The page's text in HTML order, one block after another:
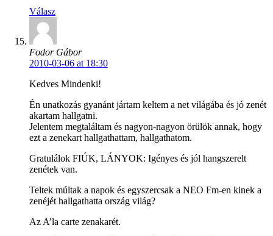
Válasz
Fodor Gábor
2010-03-06 at 18:30
Kedves Mindenki!
Én unatkozás gyanánt jártam keltem a net világába és jó zenét
akartam hallgatni.
Jelentem megtaláltam és nagyon-nagyon örülök annak, hogy
ezt a zenekart hallgathattam, hallgathatom.
Gratulálok FIÚK, LÁNYOK: Igényes és jól hangszerelt
zenétek van.
Teltek múltak a napok és egyszercsak a NEO Fm-en kinek a
zenéjét hallgathatta ország világ?
Az A’la carte zenakarét.